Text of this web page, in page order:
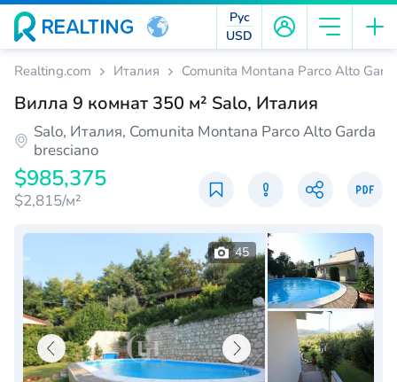
Рус
USD
Realting.com Италия Comunita Montana Parco Alto
Вилла 9 комнат 350 м² Salo, Италия
Salo, Италия, Comunita Montana Parco Alto Garda
bresciano
$985,375
$2,815/м²
45